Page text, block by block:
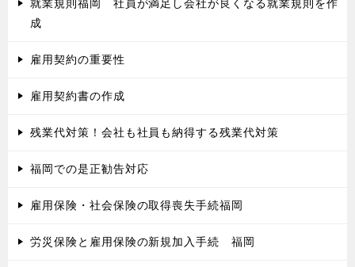
就業規則福岡 社員が満足し会社が良くなる就業規則を作
成
雇用契約の重要性
雇用契約書の作成
残業代対策！会社も社員も納得する残業代対策
福岡での是正勧告対応
雇用保険・社会保険の取得喪失手続福岡
労災保険と雇用保険の新規加入手続 福岡